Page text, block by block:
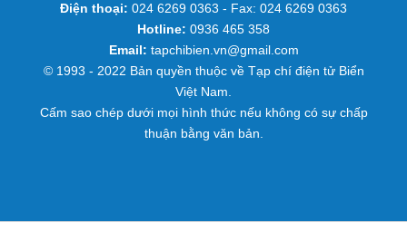
Điện thoại: 024 6269 0363 - Fax: 024 6269 0363
Hotline: 0936 465 358
Email: tapchibien.vn@gmail.com
© 1993 - 2022 Bản quyền thuộc về Tạp chí điện tử Biển
Việt Nam.
Cấm sao chép dưới mọi hình thức nếu không có sự chấp
thuận bằng văn bản.